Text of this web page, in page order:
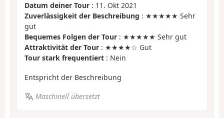
Datum deiner Tour : 11. Okt 2021
Zuverlässigkeit der Beschreibung : ★★★★★ Sehr
gut
Bequemes Folgen der Tour : ★★★★★ Sehr gut
Attraktivität der Tour : ★★★★☆ Gut
Tour stark frequentiert : Nein
Entspricht der Beschreibung
Maschinell übersetzt